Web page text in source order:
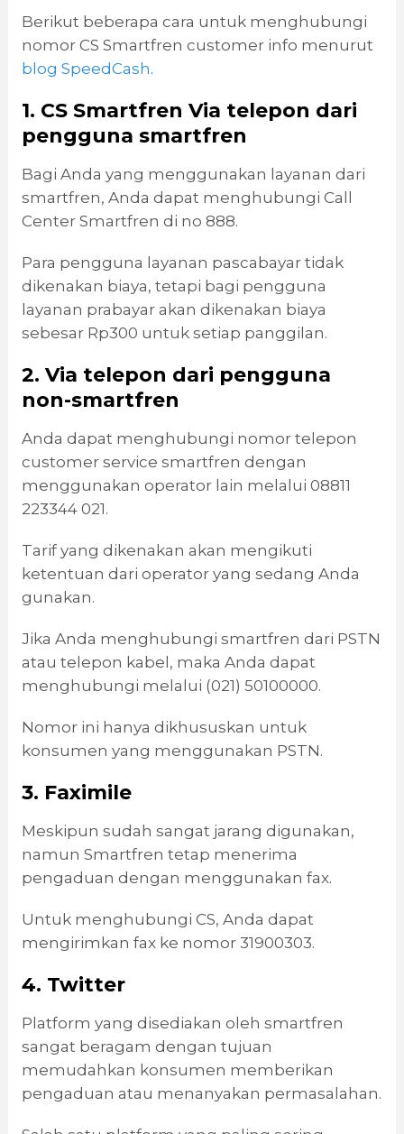
Berikut beberapa cara untuk menghubungi
nomor CS Smartfren customer info menurut
blog SpeedCash.
1. CS Smartfren Via telepon dari
pengguna smartfren
Bagi Anda yang menggunakan layanan dari
smartfren, Anda dapat menghubungi Call
Center Smartfren di no 888.
Para pengguna layanan pascabayar tidak
dikenakan biaya, tetapi bagi pengguna
layanan prabayar akan dikenakan biaya
sebesar Rp300 untuk setiap panggilan.
2. Via telepon dari pengguna
non-smartfren
Anda dapat menghubungi nomor telepon
customer service smartfren dengan
menggunakan operator lain melalui 08811
223344 021.
Tarif yang dikenakan akan mengikuti
ketentuan dari operator yang sedang Anda
gunakan.
Jika Anda menghubungi smartfren dari PSTN
atau telepon kabel, maka Anda dapat
menghubungi melalui (021) 50100000.
Nomor ini hanya dikhususkan untuk
konsumen yang menggunakan PSTN.
3. Faximile
Meskipun sudah sangat jarang digunakan,
namun Smartfren tetap menerima
pengaduan dengan menggunakan fax.
Untuk menghubungi CS, Anda dapat
mengirimkan fax ke nomor 31900303.
4. Twitter
Platform yang disediakan oleh smartfren
sangat beragam dengan tujuan
memudahkan konsumen memberikan
pengaduan atau menanyakan permasalahan.